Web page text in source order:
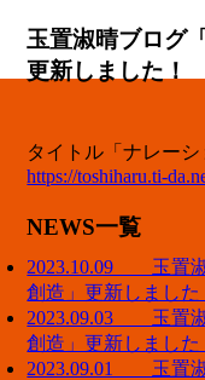
玉置淑晴ブログ
更新しました！
タイトル「ナレーシ
https://toshiharu.ti-
NEWS一覧
2023.10.09 玉置淑
創造」更新しました
2023.09.03 玉置淑
創造」更新しました
2023.09.01 玉置淑